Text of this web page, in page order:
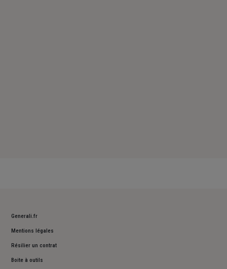
Generali.fr
Mentions légales
Résilier un contrat
Boite à outils